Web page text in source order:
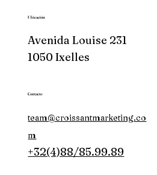
Ubicación
Avenida Louise 231
1050 Ixelles
Contacto
team@croissantmarketing.co
m
+32(4)88/85.99.89